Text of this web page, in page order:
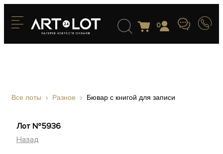
0
Все лоты Разное Бювар с книгой для записи
Лот №5936
Назад